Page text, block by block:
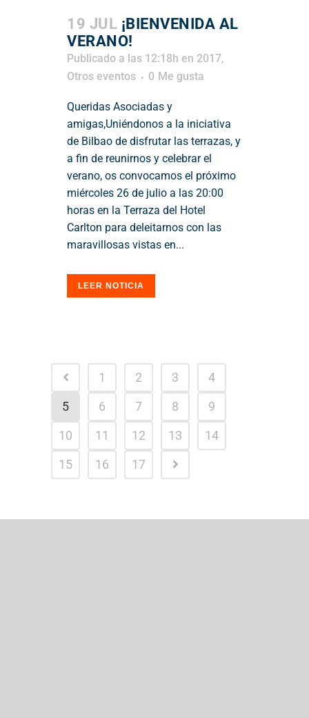
19 JUL ¡BIENVENIDA AL
VERANO!
Publicado a las 12:18h en 2017,
Otros eventos
0 Me gusta
Queridas Asociadas y
amigas,Uniéndonos a la iniciativa
de Bilbao de disfrutar las terrazas, y
a fin de reunirnos y celebrar el
verano, os convocamos el próximo
miércoles 26 de julio a las 20:00
horas en la Terraza del Hotel
Carlton para deleitarnos con las
maravillosas vistas en...
LEER NOTICIA
1 2 3
4
5
6 7 8
9
10
11 12 13
14
15
16 17